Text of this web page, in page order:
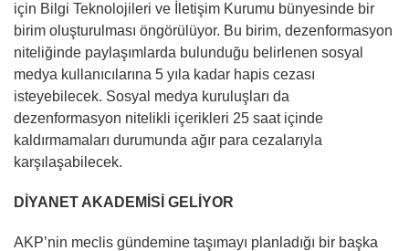
için Bilgi Teknolojileri ve İletişim Kurumu bünyesinde bir
birim oluşturulması öngörülüyor. Bu birim, dezenformasyon
niteliğinde paylaşımlarda bulunduğu belirlenen sosyal
medya kullanıcılarına 5 yıla kadar hapis cezası
isteyebilecek. Sosyal medya kuruluşları da
dezenformasyon nitelikli içerikleri 25 saat içinde
kaldırmamaları durumunda ağır para cezalarıyla
karşılaşabilecek.
DİYANET AKADEMİSİ GELİYOR
AKP’nin meclis gündemine taşımayı planladığı bir başka